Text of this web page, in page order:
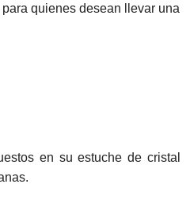
quienes desean llevar una
en su estuche de cristal